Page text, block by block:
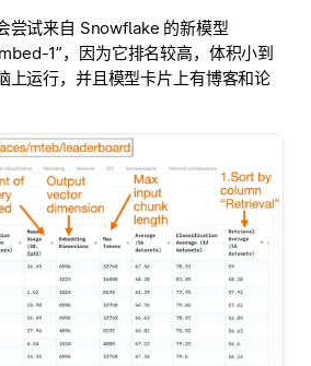
尝试来自 Snowflake 的新模型
1”，因为它排名较高，体积小到
上运行，并且模型卡片上有博客和论